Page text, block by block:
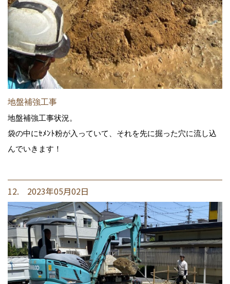
地盤補強工事
地盤補強工事状況。
袋の中にｾﾒﾝﾄ粉が入っていて、それを先に掘った穴に流し込
んでいきます！
12. 2023年05月02日